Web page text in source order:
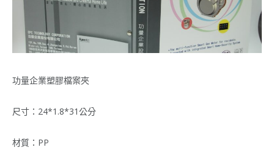
功量企業塑膠檔案夾
尺寸：24*1.8*31公分
材質：PP